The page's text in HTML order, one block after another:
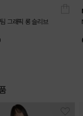
그래픽 롱 슬리브